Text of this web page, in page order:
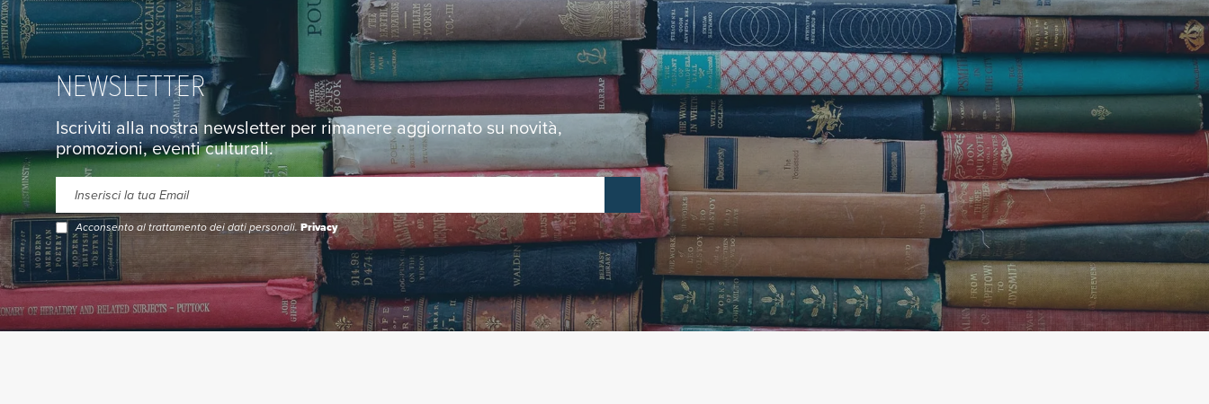
NEWSLETTER
Iscriviti alla nostra newsletter per rimanere aggiornato su novità,
promozioni, eventi culturali.
Acconsento al trattamento dei dati personali.Privacy